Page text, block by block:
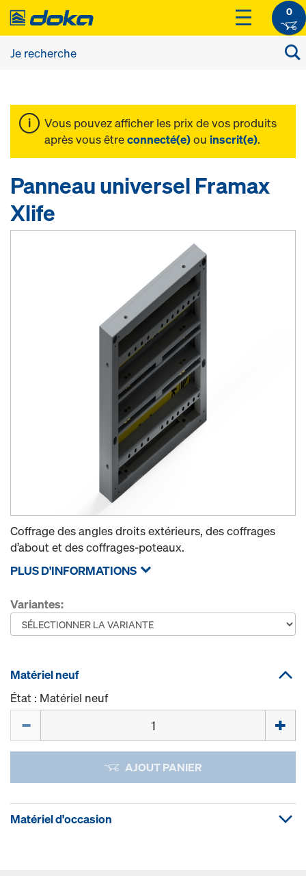
0
Vous pouvez afficher les prix de vos produits
après vous êtreconnecté(e)ou inscrit(e).
Panneau universel Framax
Xlife
Coffrage des angles droits extérieurs, des coffrages
d’about et des coffrages-poteaux.
PLUS D'INFORMATIONS
Variantes:
Matériel neuf
État : Matériel neuf
AJOUT PANIER
Matériel d'occasion